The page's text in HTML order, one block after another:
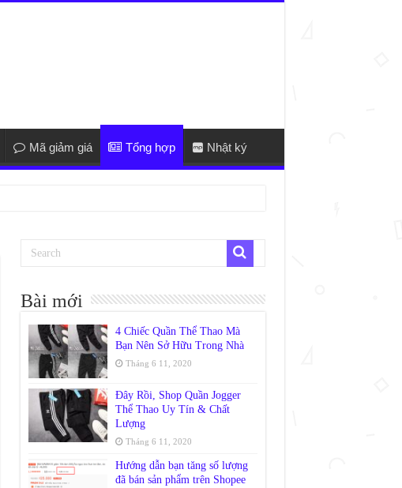
Mã giảm giá Tổng hợp Nhật ký
Bài mới
4 Chiếc Quần Thể Thao Mà
Bạn Nên Sở Hữu Trong Nhà
Tháng 6 11, 2020
Đây Rồi, Shop Quần Jogger
Thể Thao Uy Tín & Chất
Lượng
Tháng 6 11, 2020
Hướng dẫn bạn tăng số lượng
đã bán sản phẩm trên Shopee